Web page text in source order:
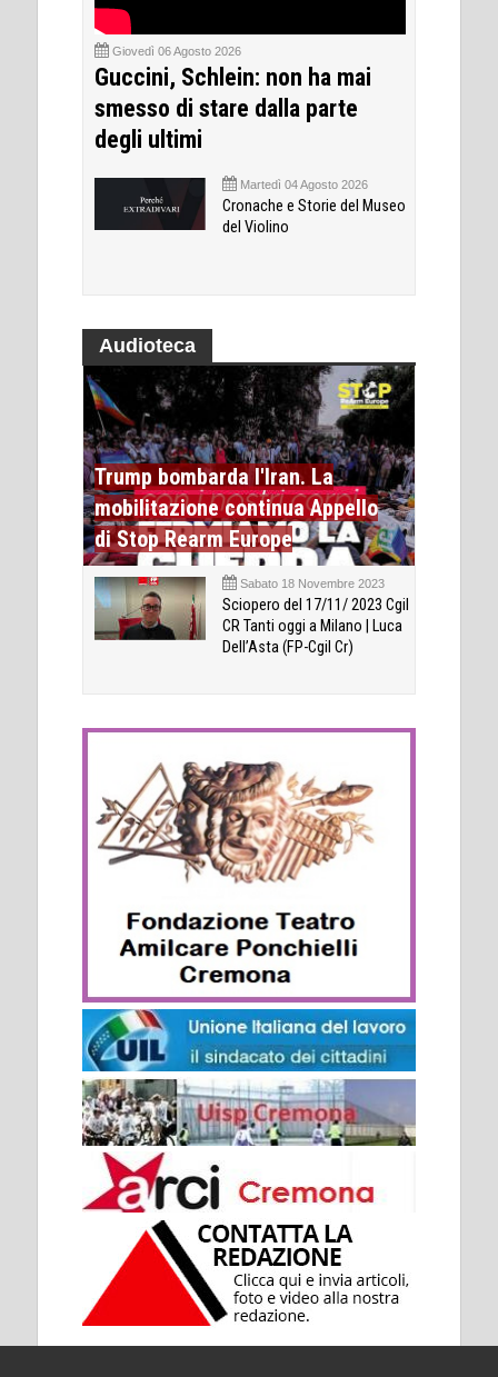
Giovedì 06 Agosto 2026
Guccini, Schlein: non ha mai
smesso di stare dalla parte
degli ultimi
Martedì 04 Agosto 2026
Cronache e Storie del Museo
del Violino
Audioteca
Trump bombarda l'Iran. La
mobilitazione continua Appello
di Stop Rearm Europe
Sabato 18 Novembre 2023
Sciopero del 17/11/ 2023 Cgil
CR Tanti oggi a Milano | Luca
Dell’Asta (FP-Cgil Cr)